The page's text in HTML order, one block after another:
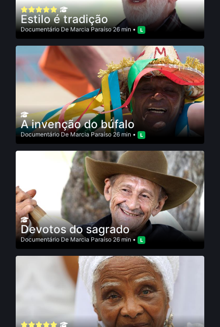
Estilo é tradição
DocumentárioDeMarcia Paraí­so26 min •
A invenção do búfalo
DocumentárioDeMarcia Paraí­so 26 min •
Devotos do sagrado
DocumentárioDeMarcia Paraí­so 26 min •